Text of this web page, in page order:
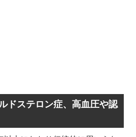
ドステロン症、高血圧や認